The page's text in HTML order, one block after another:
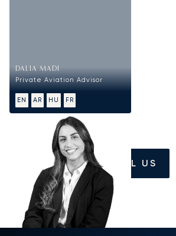
DALIA MADI
Private Aviation Advisor
EN AR HU FR
CALL US